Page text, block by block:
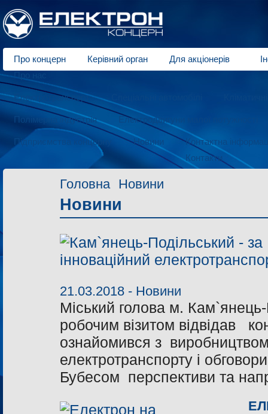
Про концерн Керівний орган Для акціонерів
Про нас
Електротранспорт
Полімерна індустрія Електродвигуни малої потужності
Підприємства концерну Новини
Контактна
Контакти
Головна Новини
Новини
21.03.2018 - Новини
Міський голова м.
робочим візитом відвідав
ознайомився з
електротранспорту і
Бубесом перспективи та